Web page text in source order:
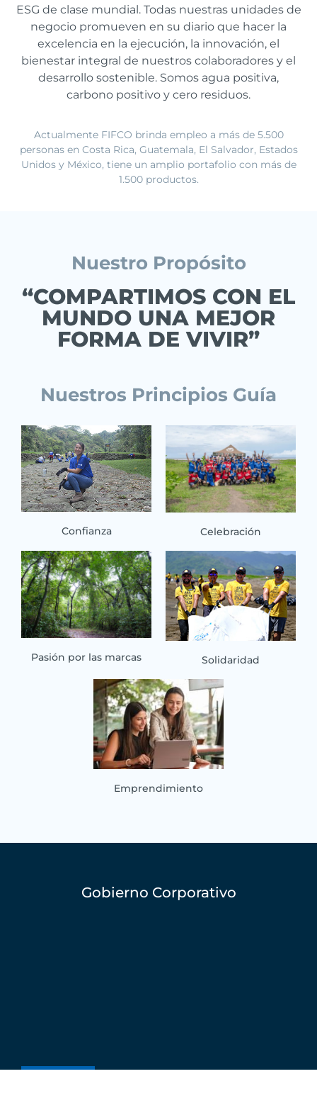
ESG de clase mundial. Todas nuestras unidades de
negocio promueven en su diario que hacer la
excelencia en la ejecución, la innovación, el
bienestar integral de nuestros colaboradores y el
desarrollo sostenible. Somos agua positiva,
carbono positivo y cero residuos.
Actualmente FIFCO brinda empleo a más de 5.500
personas en Costa Rica, Guatemala, El Salvador, Estados
Unidos y México, tiene un amplio portafolio con más de
1.500 productos.
Nuestro Propósito
“COMPARTIMOS CON EL
MUNDO UNA MEJOR
FORMA DE VIVIR”
Nuestros Principios Guía
Confianza Celebración
Pasión por las marcas Solidaridad
Emprendimiento
Gobierno Corporativo